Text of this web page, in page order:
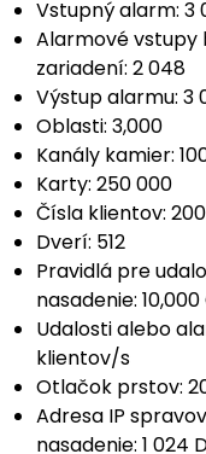
Vstupný alarm: 3
Alarmové
zariadení: 2 048
Výstup alarmu: 3
Oblasti: 3,000
Kanály kamier:
Karty: 250 000
Čísla klientov: 200
Dverí: 512
Pravidlá pre
nasadenie:
Udalosti alebo
klientov/s
Otlačok prstov:
Adresa IP
nasadenie: 1 024